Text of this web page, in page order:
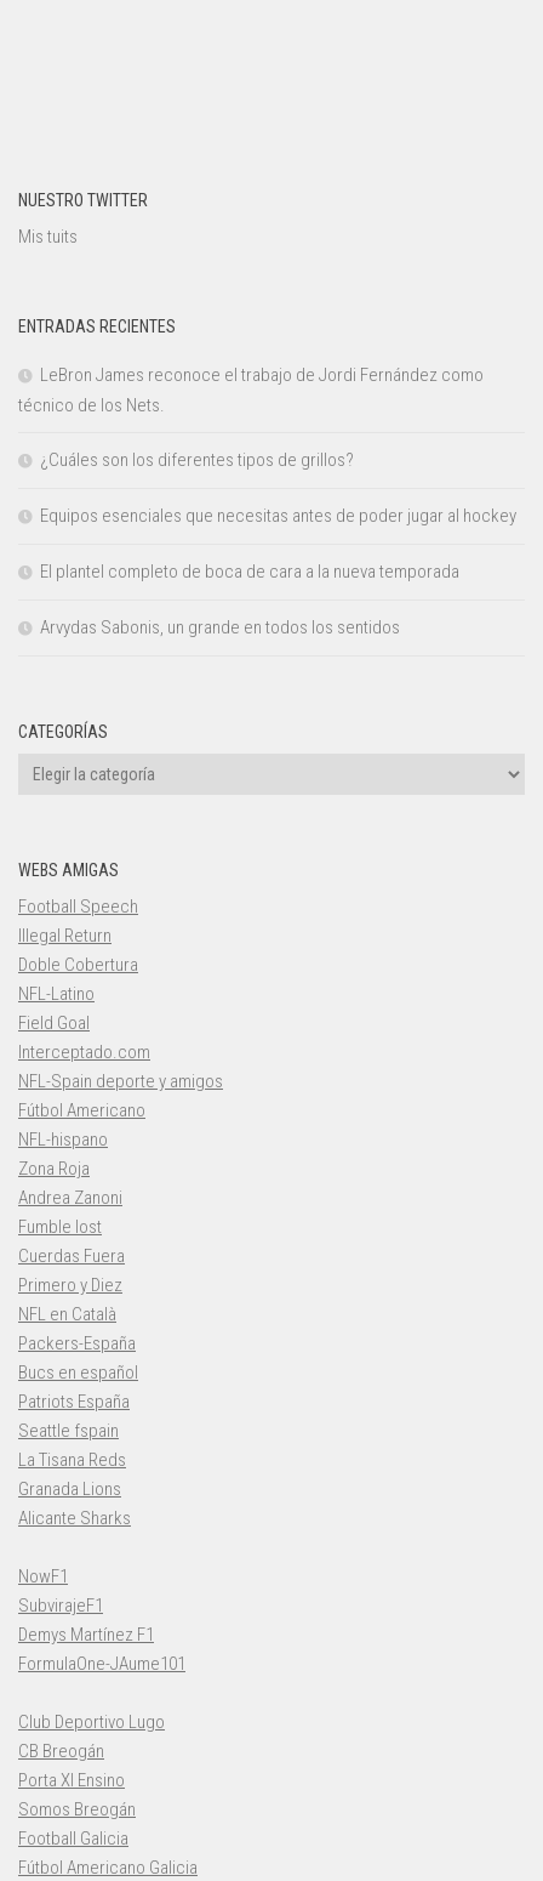
NUESTRO TWITTER
Mis tuits
ENTRADAS RECIENTES
LeBron James reconoce el trabajo de Jordi Fernández como
técnico de los Nets.
¿Cuáles son los diferentes tipos de grillos?
Equipos esenciales que necesitas antes de poder jugar al hockey
El plantel completo de boca de cara a la nueva temporada
Arvydas Sabonis, un grande en todos los sentidos
CATEGORÍAS
Categorías
WEBS AMIGAS
Football Speech
Illegal Return
Doble Cobertura
NFL-Latino
Field Goal
Interceptado.com
NFL-Spain deporte y amigos
Fútbol Americano
NFL-hispano
Zona Roja
Andrea Zanoni
Fumble lost
Cuerdas Fuera
Primero y Diez
NFL en Català
Packers-España
Bucs en español
Patriots España
Seattle fspain
La Tisana Reds
Granada Lions
Alicante Sharks
NowF1
SubvirajeF1
Demys Martínez F1
FormulaOne-JAume101
Club Deportivo Lugo
CB Breogán
Porta XI Ensino
Somos Breogán
Football Galicia
Fútbol Americano Galicia